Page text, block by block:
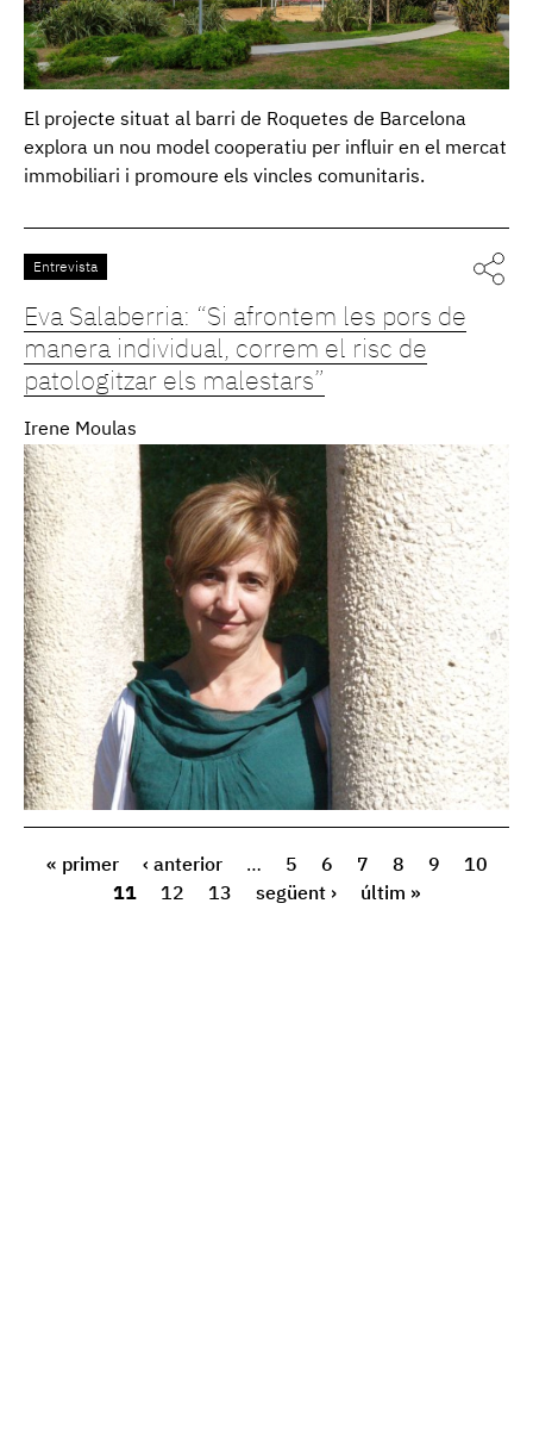
El projecte situat al barri de Roquetes de Barcelona
explora un nou model cooperatiu per influir en el mercat
immobiliari i promoure els vincles comunitaris.
Entrevista
Eva Salaberria: “Si afrontem les pors de
manera individual, correm el risc de
patologitzar els malestars”
Irene Moulas
« primer ‹ anterior … 5 6 7 8 9
10
11
12 13 següent › últim »